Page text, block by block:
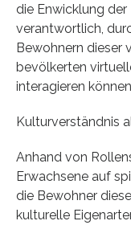
die Enwicklung
verantwortlich,
Bewohnern dieser
bevölkerten
interagieren
Kulturverständnis
Anhand von
Erwachsene auf
die Bewohner
kulturelle